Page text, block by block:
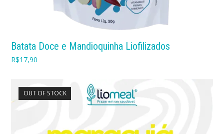
Batata Doce e Mandioquinha Liofilizados
R$17,90
OUT OF STOCK